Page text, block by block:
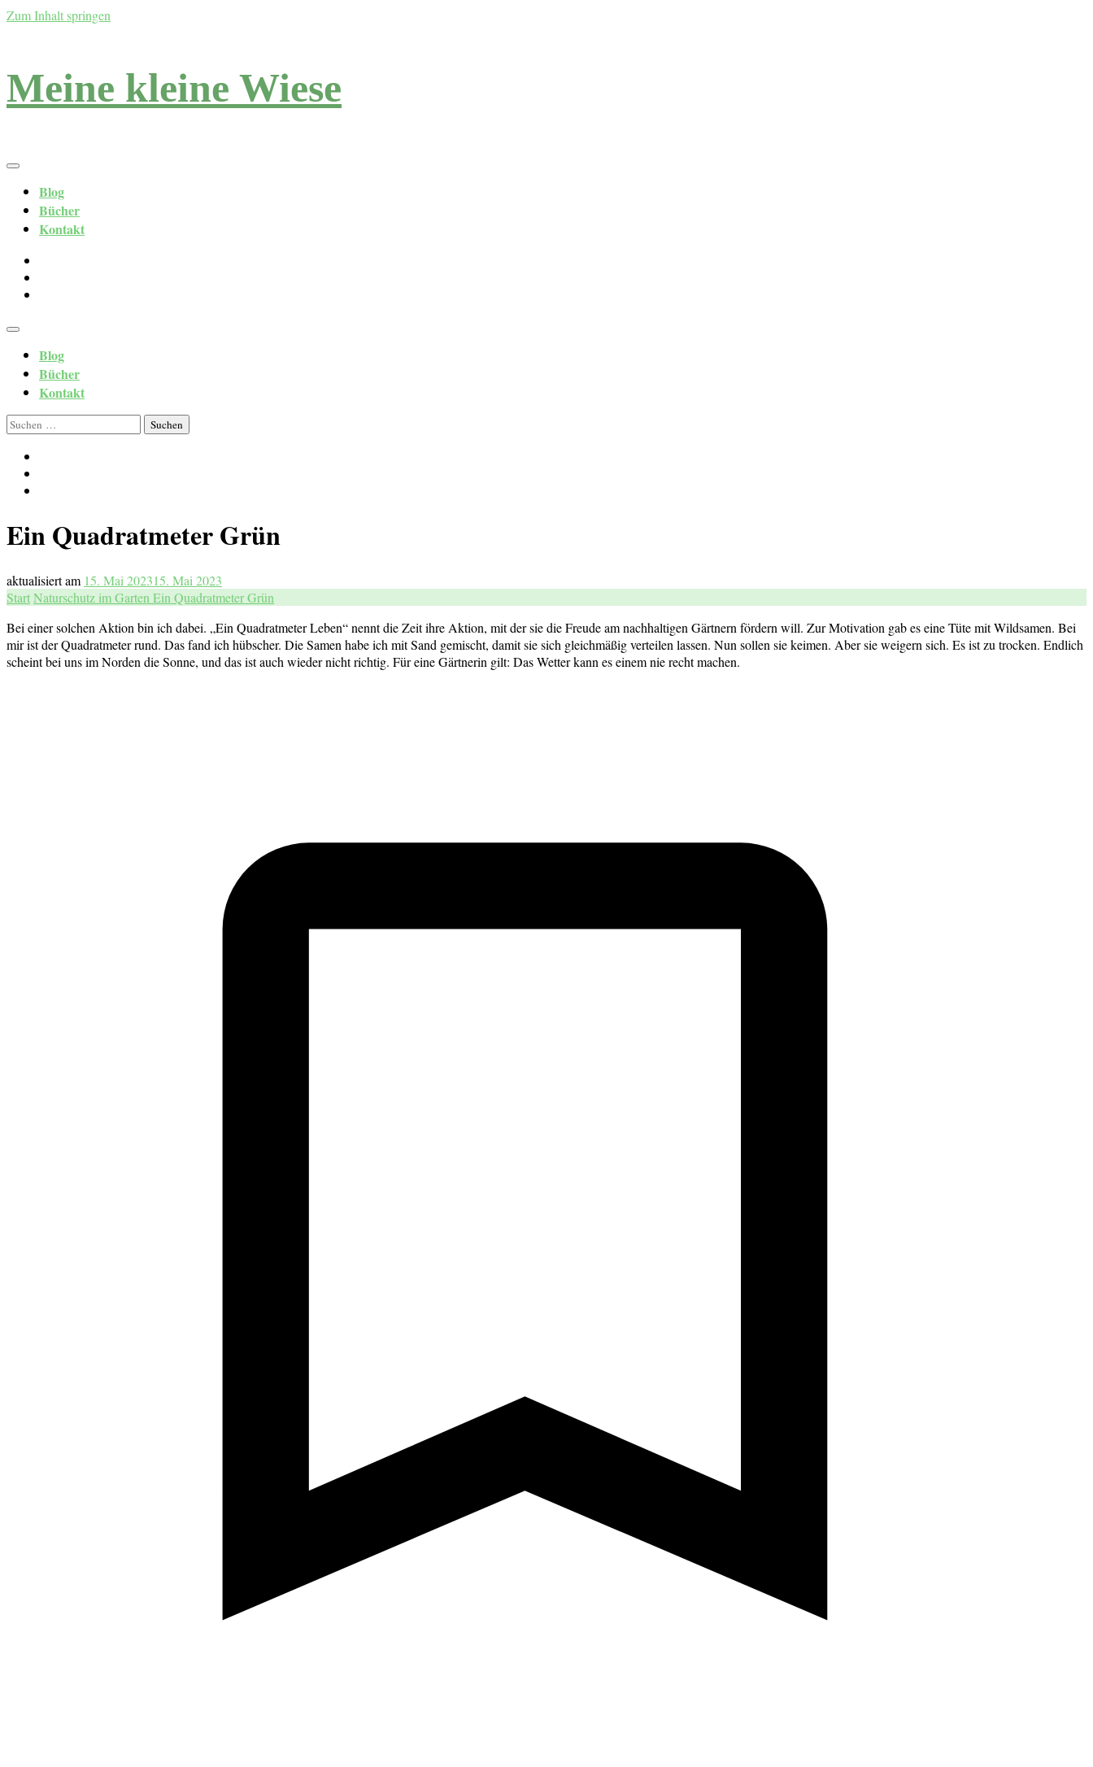
Zum Inhalt springen
Meine kleine Wiese
Blog
Bücher
Kontakt
Blog
Bücher
Kontakt
Suchen
nach:
Ein Quadratmeter Grün
aktualisiert am 15. Mai 202315. Mai 2023
StartNaturschutz im Garten Ein Quadratmeter Grün
Bei einer solchen Aktion bin ich dabei. „Ein Quadratmeter Leben“ nennt die Zeit ihre Aktion, mit der sie die Freude am nachhaltigen Gärtnern fördern will. Zur Motivation gab es eine Tüte mit Wildsamen. Bei
mir ist der Quadratmeter rund. Das fand ich hübscher. Die Samen habe ich mit Sand gemischt, damit sie sich gleichmäßig verteilen lassen. Nun sollen sie keimen. Aber sie weigern sich. Es ist zu trocken. Endlich
scheint bei uns im Norden die Sonne, und das ist auch wieder nicht richtig. Für eine Gärtnerin gilt: Das Wetter kann es einem nie recht machen.